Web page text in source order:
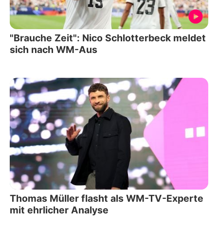
"Brauche Zeit": Nico Schlotterbeck meldet
sich nach WM-Aus
Thomas Müller flasht als WM-TV-Experte
mit ehrlicher Analyse